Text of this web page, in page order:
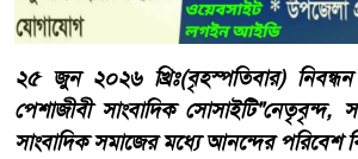
২৫ জুন ২০২৬ খ্রিঃ(বৃহস্পতিবার)
পেশাজীবী সাংবাদিক সোসাইটি"নেতৃবৃন্দ,
সাংবাদিক সমাজের মধ্যে আনন্দের পরিবেশ